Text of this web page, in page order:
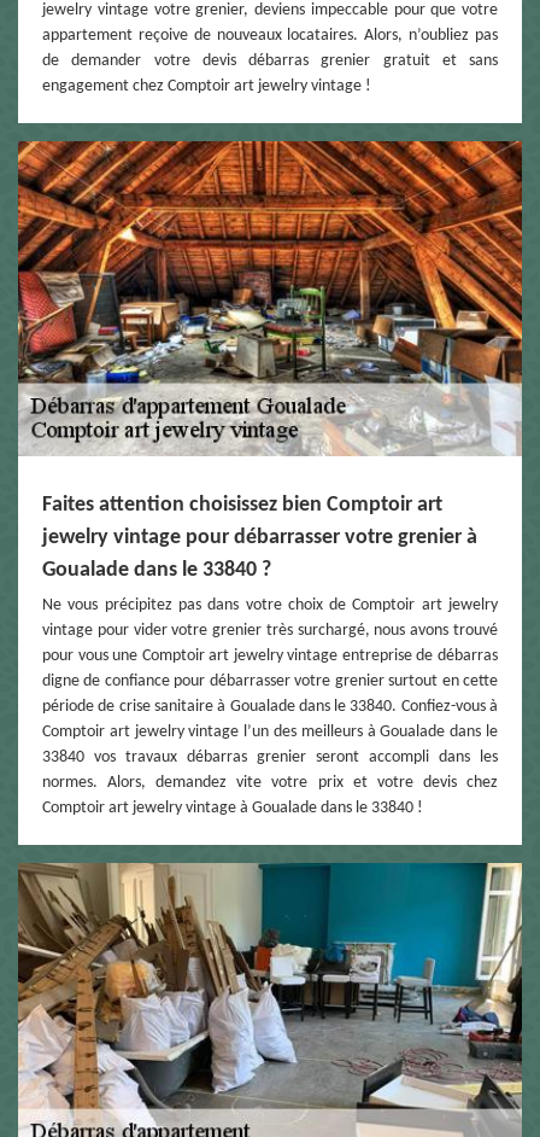
jewelry vintage votre grenier, deviens impeccable pour que votre
appartement reçoive de nouveaux locataires. Alors, n’oubliez pas
de demander votre devis débarras grenier gratuit et sans
engagement chez Comptoir art jewelry vintage !
Faites attention choisissez bien Comptoir art
jewelry vintage pour débarrasser votre grenier à
Goualade dans le 33840 ?
Ne vous précipitez pas dans votre choix de Comptoir art jewelry
vintage pour vider votre grenier très surchargé, nous avons trouvé
pour vous une Comptoir art jewelry vintage entreprise de débarras
digne de confiance pour débarrasser votre grenier surtout en cette
période de crise sanitaire à Goualade dans le 33840. Confiez-vous à
Comptoir art jewelry vintage l’un des meilleurs à Goualade dans le
33840 vos travaux débarras grenier seront accompli dans les
normes. Alors, demandez vite votre prix et votre devis chez
Comptoir art jewelry vintage à Goualade dans le 33840 !